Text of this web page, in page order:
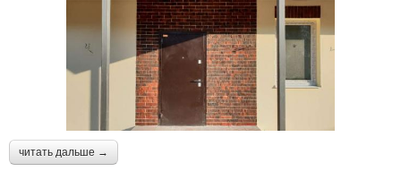
читать дальше →